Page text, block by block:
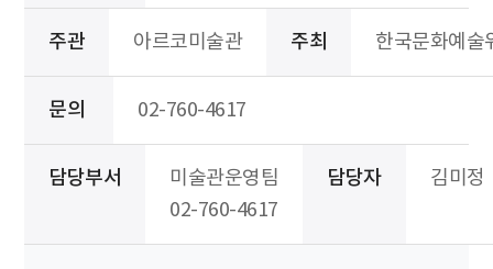
주관 아르코미술관 주최 한국문화예술
문의 02-760-4617
담당부서
미술관운영팀
02-760-4617
담당자 김미정